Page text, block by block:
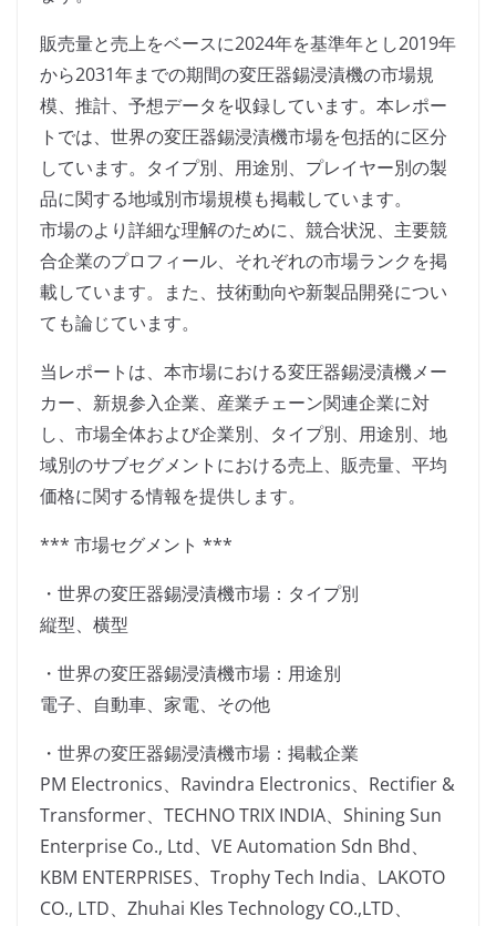
販売量と売上をベースに2024年を基準年とし2019年
から2031年までの期間の変圧器錫浸漬機の市場規
模、推計、予想データを収録しています。本レポー
トでは、世界の変圧器錫浸漬機市場を包括的に区分
しています。タイプ別、用途別、プレイヤー別の製
品に関する地域別市場規模も掲載しています。
市場のより詳細な理解のために、競合状況、主要競
合企業のプロフィール、それぞれの市場ランクを掲
載しています。また、技術動向や新製品開発につい
ても論じています。
当レポートは、本市場における変圧器錫浸漬機メー
カー、新規参入企業、産業チェーン関連企業に対
し、市場全体および企業別、タイプ別、用途別、地
域別のサブセグメントにおける売上、販売量、平均
価格に関する情報を提供します。
*** 市場セグメント ***
・世界の変圧器錫浸漬機市場：タイプ別
縦型、横型
・世界の変圧器錫浸漬機市場：用途別
電子、自動車、家電、その他
・世界の変圧器錫浸漬機市場：掲載企業
PM Electronics、Ravindra Electronics、Rectifier &
Transformer、TECHNO TRIX INDIA、Shining Sun
Enterprise Co., Ltd、VE Automation Sdn Bhd、
KBM ENTERPRISES、Trophy Tech India、LAKOTO
CO., LTD、Zhuhai Kles Technology CO.,LTD、